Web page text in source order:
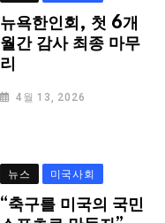
뉴욕한인회, 첫 6개
월간 감사 최종 마무
리
4월 13, 2026
뉴스 미국사회
“축구를 미국의 국민